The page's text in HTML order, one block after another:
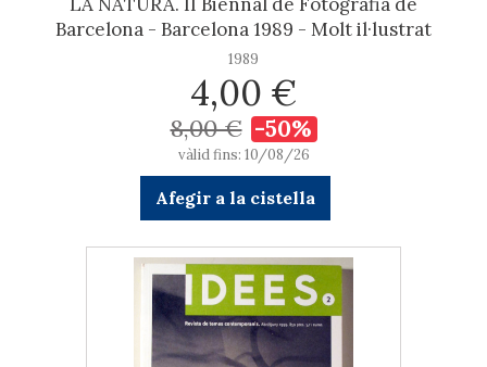
Barcelona - Barcelona 1989 - Molt il·lustrat
1989
4,00 €
8,00 € -50%
vàlid fins: 10/08/26
Afegir a la cistella